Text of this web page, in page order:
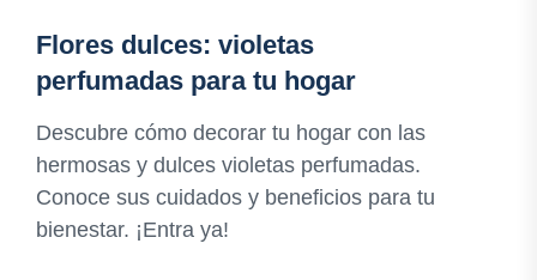
Flores dulces: violetas
perfumadas para tu hogar
Descubre cómo decorar tu hogar con las
hermosas y dulces violetas perfumadas.
Conoce sus cuidados y beneficios para tu
bienestar. ¡Entra ya!